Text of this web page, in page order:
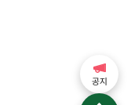
공지